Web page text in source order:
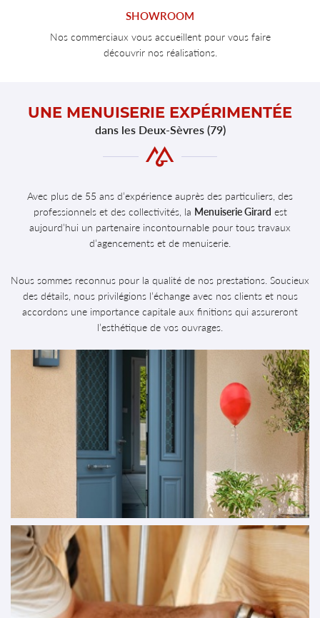
SHOWROOM
Nos commerciaux vous accueillent pour vous faire
découvrir nos réalisations.
UNE MENUISERIE EXPÉRIMENTÉE
dans les Deux-Sèvres (79)
Avec plus de 55 ans d’expérience auprès des particuliers, des
professionnels et des collectivités, la Menuiserie Girard est
aujourd’hui un partenaire incontournable pour tous travaux
d’agencements et de menuiserie.
Nous sommes reconnus pour la qualité de nos prestations. Soucieux
des détails, nous privilégions l’échange avec nos clients et nous
accordons une importance capitale aux finitions qui assureront
l’esthétique de vos ouvrages.